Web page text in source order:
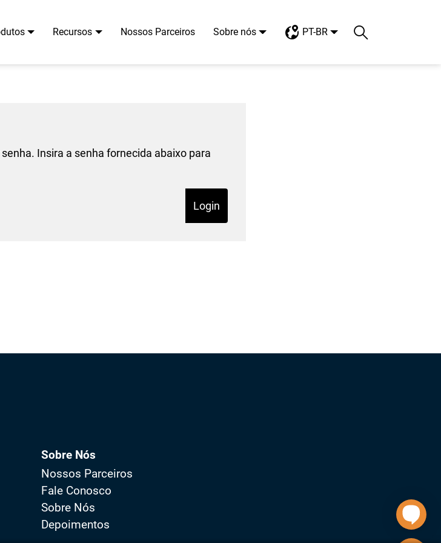
Recursos Nossos Parceiros Sobre nós PT-BR Search
Insira a senha fornecida abaixo para
Login
Sobre Nós
Nossos Parceiros
Fale Conosco
Sobre Nós
Depoimentos